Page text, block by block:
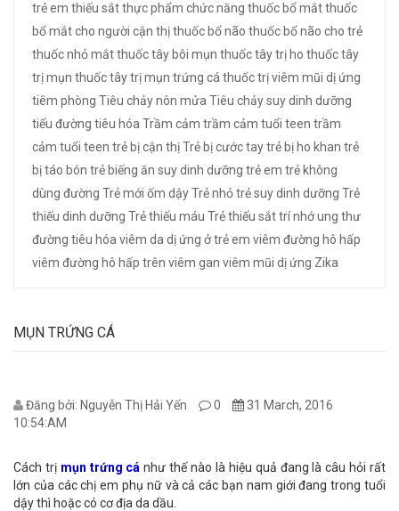
trẻ em thiếu sắtthực phẩm chức năng thuốc bổ mắtthuốc
bổ mắt cho người cận thịthuốc bổ não thuốc bổ não cho trẻ
thuốc nhỏ mắtthuốc tây bôi mụn thuốc tây trị ho thuốc tây
trị mụn thuốc tây trị mụn trứng cá thuốc trị viêm mũi dị ứng
tiêm phòng Tiêu chảy nôn mửa Tiêu chảy suy dinh dưỡng
tiểu đường tiêu hóa Trầm cảm trầm cảm tuổi teen trầm
cảm tuổi teen trẻ bị cận thịTrẻ bị cước taytrẻ bị ho khan trẻ
bị táo bón trẻ biếng ăn suy dinh dưỡng trẻ em trẻ không
dùng đường Trẻ mới ốm dậyTrẻ nhỏtrẻ suy dinh dưỡng Trẻ
thiếu dinh dưỡng Trẻ thiếu máu Trẻ thiếu sắttrí nhớung thư
đường tiêu hóa viêm da dị ứng ở trẻ em viêm đường hô hấp
viêm đường hô hấp trên viêm gan viêm mũi dị ứng Zika
MỤN TRỨNG CÁ
Đăng bởi: Nguyễn Thị Hải Yến 0
31 March, 2016
10:54:AM
Cách trị mụn trứng cá như thế nào là hiệu quả đang là câu hỏi rất
lớn của các chị em phụ nữ và cả các bạn nam giới đang trong tuổi
dậy thì hoặc có cơ địa da dầu.